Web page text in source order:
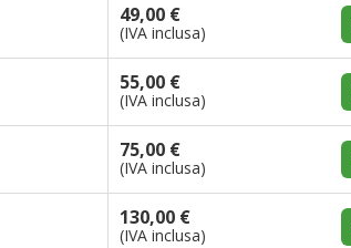
49,00 €
(IVA inclusa)
55,00 €
(IVA inclusa)
75,00 €
(IVA inclusa)
130,00 €
(IVA inclusa)